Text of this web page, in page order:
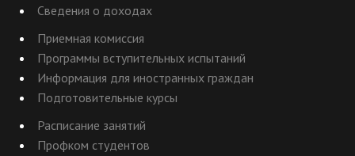
Сведения о доходах
Приемная комиссия
Программы вступительных испытаний
Информация для иностранных граждан
Подготовительные курсы
Расписание занятий
Профком студентов